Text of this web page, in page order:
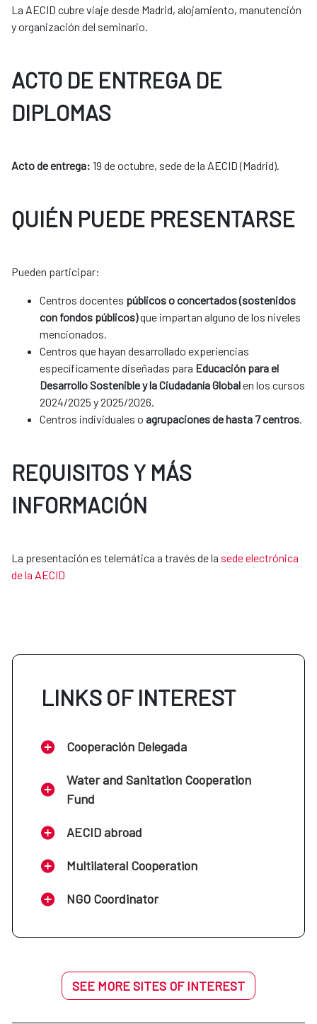
La AECID cubre viaje desde Madrid, alojamiento, manutención
y organización del seminario.
ACTO DE ENTREGA DE
DIPLOMAS
Acto de entrega: 19 de octubre, sede de la AECID (Madrid).
QUIÉN PUEDE PRESENTARSE
Pueden participar:
Centros docentes públicos o concertados (sostenidos
con fondos públicos)que impartan alguno de los niveles
mencionados.
Centros que hayan desarrollado experiencias
específicamente diseñadas para Educación para el
Desarrollo Sostenible y la Ciudadanía Globalen los cursos
2024/2025 y 2025/2026.
Centros individuales o agrupaciones de hasta 7 centros.
REQUISITOS Y MÁS
INFORMACIÓN
La presentación es telemática a través de la sede electrónica
de la AECID
LINKS OF INTEREST
Cooperación Delegada
Water and Sanitation Cooperation
Fund
AECID abroad
Multilateral Cooperation
NGO Coordinator
SEE MORE SITES OF INTEREST